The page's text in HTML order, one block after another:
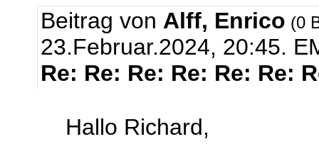
Beitrag von Alff, Enrico (0
23.Februar.2024, 20:45.
Re: Re: Re: Re: Re: Re:
Hallo Richard,